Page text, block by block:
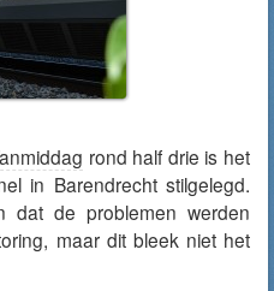
rond half drie is het
in Barendrecht stilgelegd.
dat de problemen werden
maar dit bleek niet het